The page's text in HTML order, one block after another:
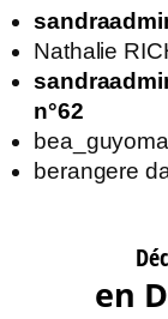
Nathalie
n°62
berangere
en